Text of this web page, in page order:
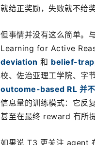
就给正奖励，失败就不给
但事情并没有这么简单
Learning for Active
deviation 和 belief-
校、佐治亚理工学院、字
outcome-based RL 并不
信息量的训练模式：它反
甚至在最终 reward 有所
如果说 T3 更关注 agent